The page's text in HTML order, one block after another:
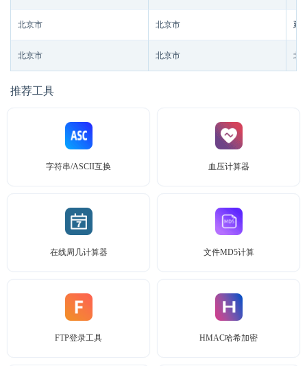
北京市 北京市 延
北京市 北京市 北
推荐工具
字符串/ASCII互换 血压计算器
在线周几计算器 文件MD5计算
FTP登录工具 HMAC哈希加密